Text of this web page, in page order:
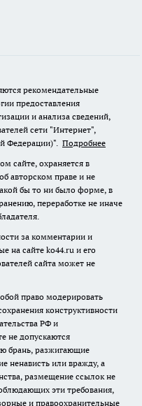
рекомендательные
предоставления
и анализа сведений,
сети "Интернет",
Федерации)". Подробнее
сайте, охраняется в
авторском праве и не
бы то ни было форме, в
переработке не иначе
за комментарии и
на сайте ko44.ru и его
сайта может не
право модерировать
конструктивности
РФ и
не допускаются
брань, разжигающие
ненависть или вражду, а
размещение ссылок не
эти требования,
и правоохранительные